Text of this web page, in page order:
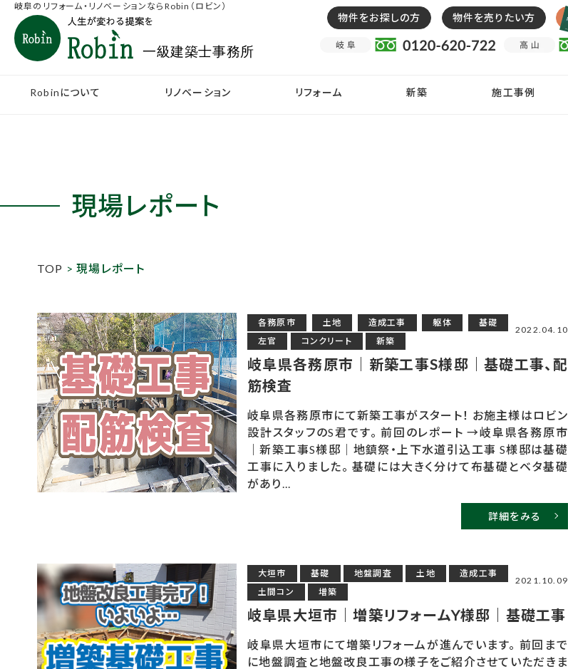
岐阜のリフォーム・リノベーションならRobin（ロビン）
物件をお探しの方 物件を売りたい方
Robinについて リノベーション リフォーム 新築 施工事例
現場レポート
TOP > 現場レポート
各務原市 土地 造成工事 躯体
基礎
左官
コンクリート 新築
2022.04.10
岐阜県各務原市｜新築工事S様邸｜基礎工事、配
筋検査
岐阜県各務原市にて新築工事がスタート！ お施主様はロビン
設計スタッフのS君です。 前回のレポート →岐阜県各務原市
｜新築工事S様邸｜地鎮祭・上下水道引込工事 S様邸は基礎
工事に入りました。 基礎には大きく分けて布基礎とベタ基礎
があり...
詳細をみる
大垣市 基礎 地盤調査 土地
造成工事
土間コン
増築
2021.10.09
岐阜県大垣市｜増築リフォームY様邸｜基礎工事
岐阜県大垣市にて増築リフォームが進んでいます。 前回まで
に地盤調査と地盤改良工事の様子をご紹介させていただきま